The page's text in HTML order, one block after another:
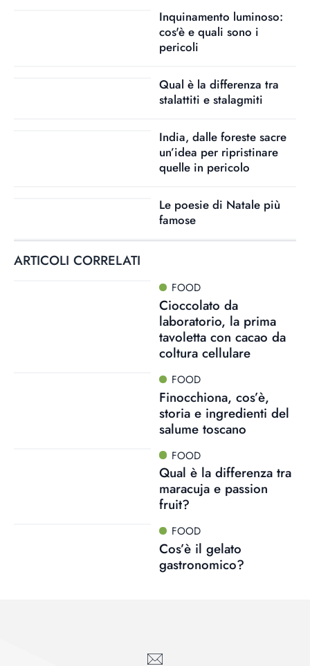
Inquinamento luminoso:
cos'è e quali sono i
pericoli
Qual è la differenza tra
stalattiti e stalagmiti
India, dalle foreste sacre
un’idea per ripristinare
quelle in pericolo
Le poesie di Natale più
famose
ARTICOLI CORRELATI
FOOD
Cioccolato da
laboratorio, la prima
tavoletta con cacao da
coltura cellulare
FOOD
Finocchiona, cos’è,
storia e ingredienti del
salume toscano
FOOD
Qual è la differenza tra
maracuja e passion
fruit?
FOOD
Cos’è il gelato
gastronomico?